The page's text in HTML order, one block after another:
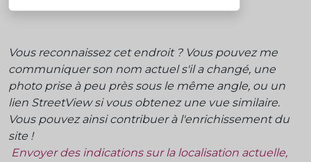
Vous reconnaissez cet endroit ? Vous pouvez me
communiquer son nom actuel s'il a changé, une
photo prise à peu près sous le même angle, ou un
lien StreetView si vous obtenez une vue similaire.
Vous pouvez ainsi contribuer à l'enrichissement du
site !
Envoyer des indications sur la localisation actuelle,